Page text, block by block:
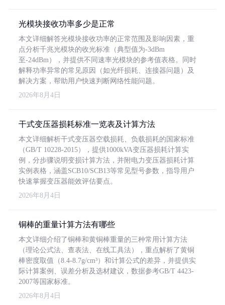
光模块接收功率多少是正常
本文详细解答光模块接收功率的正常范围及影响因素，重
点分析千兆光模块的收光标准（典型值为-3dBm
至-24dBm），并提供不同速率光模块的参考值表格。同时
解释功率异常的常见原因（如光纤损耗、连接器问题）及
解决方案，帮助用户快速判断网络性能问题。
2026年8月4日
干式变压器损耗标准一览表及计算方法
本文详细解析干式变压器空载损耗、负载损耗的国家标准
（GB/T 10228-2015），提供1000kVA变压器损耗计算实
例，分步骤说明变损计算方法，并附电力变压器损耗计算
实例表格，涵盖SCB10/SCB13等常见型号参数，指导用户
快速掌握变压器能效评估要点。
2026年8月4日
铜棒的重量计算方法有哪些
本文详细介绍了铜棒和黄铜棒重量的三种常用计算方法
（理论公式法、查表法、在线工具法），重点解析了黄铜
棒密度取值（8.4-8.7g/cm³）和计算公式的差异，并提供实
际计算案例、误差分析及选材建议，数据参考GB/T 4423-
2007等国家标准。
2026年8月4日